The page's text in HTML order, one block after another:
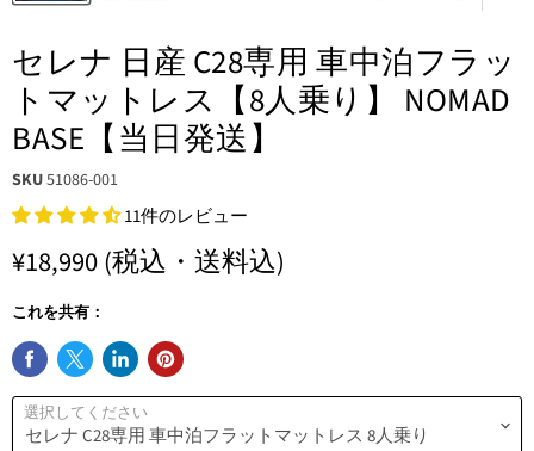
セレナ 日産 C28専用 車中泊フラッ
トマットレス【8人乗り】 NOMAD
BASE【当日発送】
SKU51086-001
11件のレビュー
¥18,990(税込・送料込)
これを共有：
選択してください